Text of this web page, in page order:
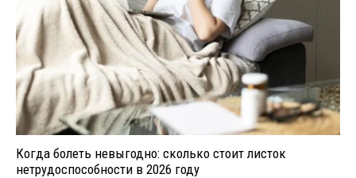
Когда болеть невыгодно: сколько стоит листок
нетрудоспособности в 2026 году